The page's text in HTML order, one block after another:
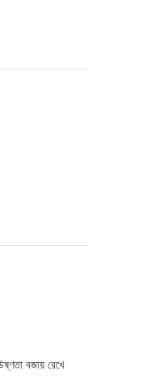
বজায় রেখে